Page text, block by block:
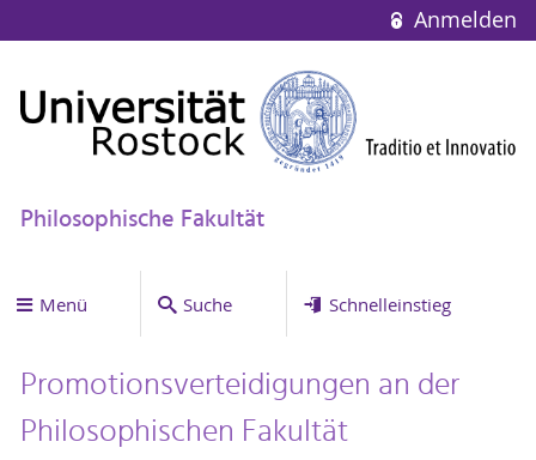
Anmelden
Philosophische Fakultät
Menü Suche Schnelleinstieg
Promotionsverteidigungen an der
Philosophischen Fakultät